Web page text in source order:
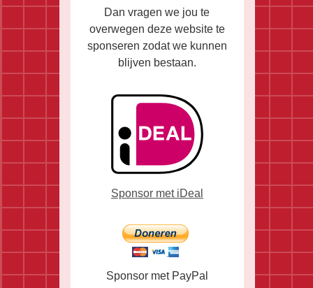
Dan vragen we jou te
overwegen deze website te
sponseren zodat we kunnen
blijven bestaan.
Sponsor met iDeal
Sponsor met PayPal